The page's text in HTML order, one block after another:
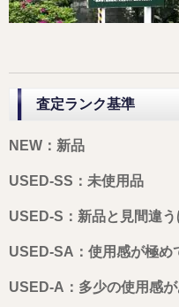
査定ランク基準
NEW：新品
USED-SS：未使用品
USED-S：新品と見間違
USED-SA：使用感が極め
USED-A：多少の使用感